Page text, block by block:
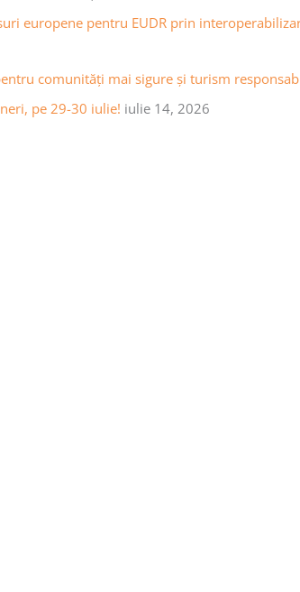
europene pentru EUDR prin
comunități mai sigure și turism
pe 29-30 iulie! iulie 14, 2026